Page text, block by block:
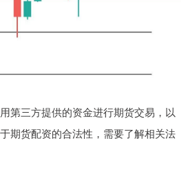
第三方提供的资金进行期货交易，以
期货配资的合法性，需要了解相关法